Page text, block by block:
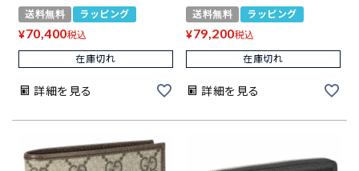
送料無料 ラッピング
¥70,400税込
在庫切れ
詳細を見る
送料無料 ラッピング
¥79,200税込
在庫切れ
詳細を見る